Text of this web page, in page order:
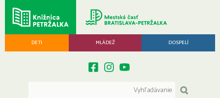
DETI MLÁDEŽ DOSPELÍ